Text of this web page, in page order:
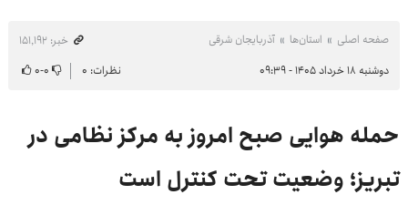
صفحه اصلی استان‌ها آذربایجان شرقی
خبر: ۱۵۱٬۱۹۲
دوشنبه ۱۸ خرداد ۱۴۰۵ - ۰۹:۳۹
نظرات: ۰ ۰-۰
حمله هوایی صبح امروز به مرکز نظامی در
تبریز؛ وضعیت تحت کنترل است